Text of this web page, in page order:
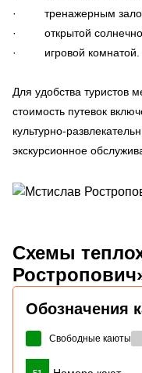
· тренажерным
· открытой
· игровой комнатой.
Для удобства туристов
стоимость путевок
культурно-
экскурсионное
Схемы
Обозначения
Свободные каюты